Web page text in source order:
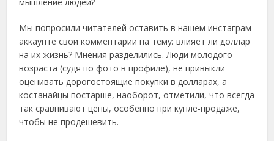
мышление людей?
Мы попросили читателей оставить в нашем инстаграм-
аккаунте свои комментарии на тему: влияет ли доллар
на их жизнь? Мнения разделились. Люди молодого
возраста (судя по фото в профиле), не привыкли
оценивать дорогостоящие покупки в долларах, а
костанайцы постарше, наоборот, отметили, что всегда
так сравнивают цены, особенно при купле-продаже,
чтобы не продешевить.